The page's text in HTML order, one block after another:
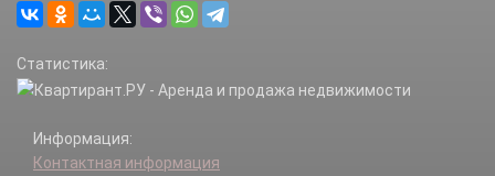
Статистика:
Информация:
Контактная информация